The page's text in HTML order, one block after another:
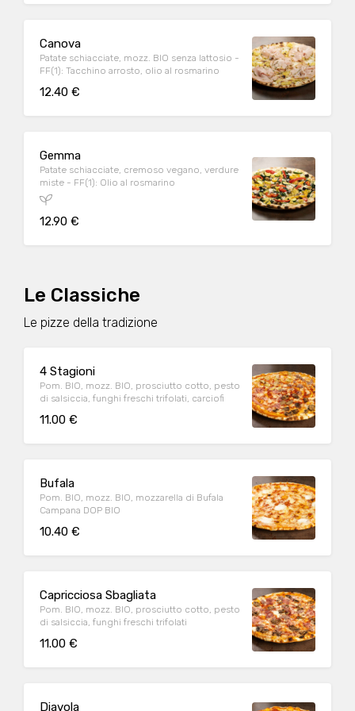
Canova
Patate schiacciate, mozz. BIO senza lattosio -
FF(1): Tacchino arrosto, olio al rosmarino
12.40 €
Gemma
Patate schiacciate, cremoso vegano, verdure
miste - FF(1): Olio al rosmarino
12.90 €
Le Classiche
Le pizze della tradizione
4 Stagioni
Pom. BIO, mozz. BIO, prosciutto cotto, pesto
di salsiccia, funghi freschi trifolati, carciofi
11.00 €
Bufala
Pom. BIO, mozz. BIO, mozzarella di Bufala
Campana DOP BIO
10.40 €
Capricciosa Sbagliata
Pom. BIO, mozz. BIO, prosciutto cotto, pesto
di salsiccia, funghi freschi trifolati
11.00 €
Diavola